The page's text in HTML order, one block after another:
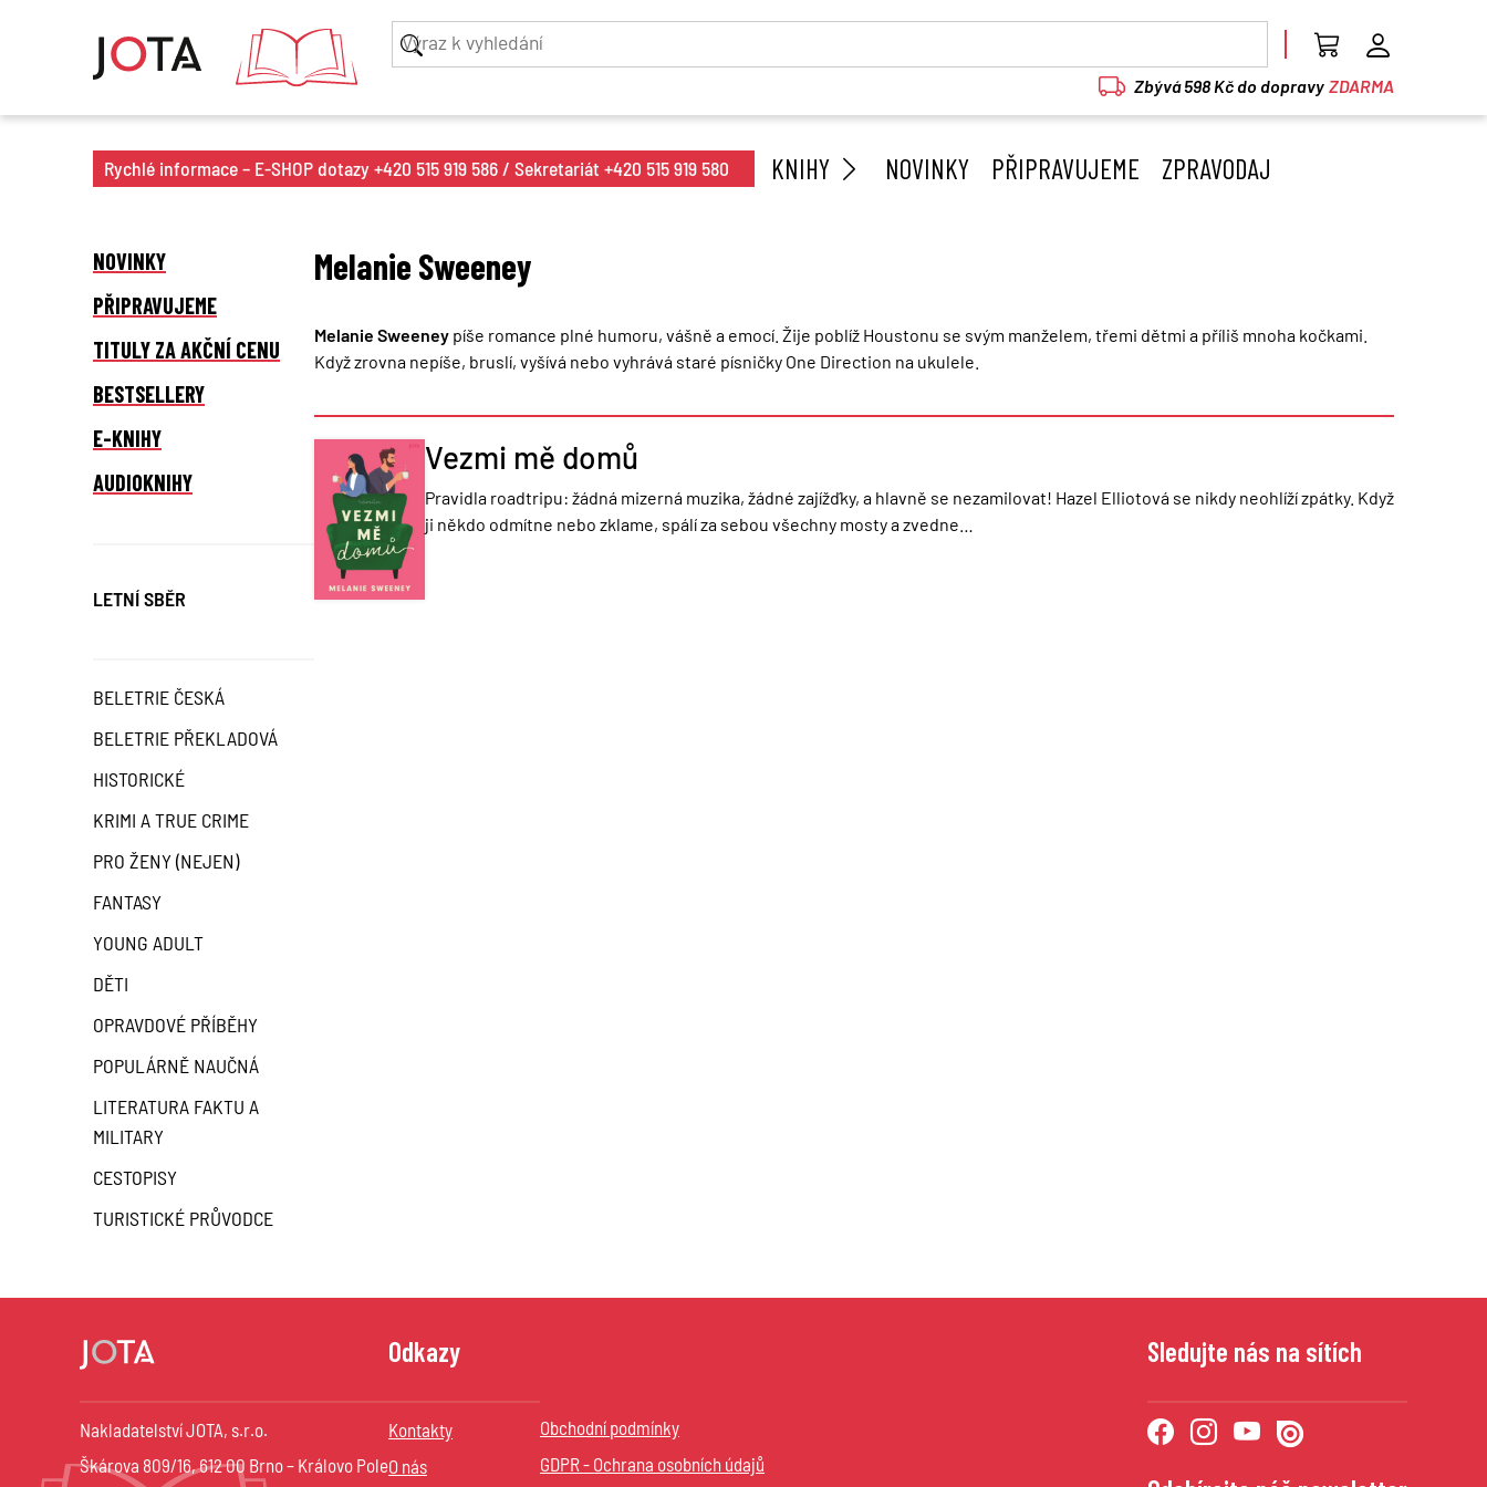
Zbývá 598 Kč do dopravy ZDARMA
Rychlé informace – E-SHOP dotazy +420 515 919 586 / Sekretariát +420 515 919 580 KNIHY NOVINKY PŘIPRAVUJEME ZPRAVODAJ
NOVINKY
PŘIPRAVUJEME
TITULY ZA AKČNÍ CENU
BESTSELLERY
E-KNIHY
AUDIOKNIHY
LETNÍ SBĚR
BELETRIE ČESKÁ
BELETRIE PŘEKLADOVÁ
HISTORICKÉ
KRIMI A TRUE CRIME
PRO ŽENY (NEJEN)
FANTASY
YOUNG ADULT
DĚTI
OPRAVDOVÉ PŘÍBĚHY
POPULÁRNĚ NAUČNÁ
LITERATURA FAKTU A
MILITARY
CESTOPISY
TURISTICKÉ PRŮVODCE
Melanie Sweeney
Melanie Sweeney píše romance plné humoru, vášně a emocí. Žije poblíž Houstonu se svým manželem, třemi dětmi a příliš mnoha kočkami.
Když zrovna nepíše, bruslí, vyšívá nebo vyhrává staré písničky One Direction na ukulele.
Vezmi mě domů
Pravidla roadtripu: žádná mizerná muzika, žádné zajížďky, a hlavně se nezamilovat! Hazel Elliotová se nikdy neohlíží zpátky. Když
ji někdo odmítne nebo zklame, spálí za sebou všechny mosty a zvedne…
Nakladatelství JOTA, s.r.o.
Škárova 809/16, 612 00 Brno – Královo Pole
Odkazy
Kontakty
O nás
Obchodní podmínky
GDPR - Ochrana osobních údajů
Sledujte nás na sítích